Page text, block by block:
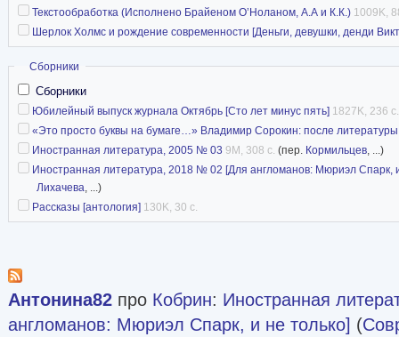
Текстообработка (Исполнено Брайеном О’Ноланом, А.А и К.К.) 1009K,
Шерлок Холмс и рождение современности [Деньги, девушки, денди
Скрыть
Сборники
Сборники
Юбилейный выпуск журнала Октябрь [Сто лет минус пять] 1827K, 236 с.
«Это просто буквы на бумаге…» Владимир Сорокин: после литературы
Иностранная литература, 2005 № 03 9M, 308 с. (пер. Кормильцев, ...)
Иностранная литература, 2018 № 02 [Для англоманов: Мюриэл Спарк,
Лихачева, ...)
Рассказы [антология] 130K, 30 с.
Антонина82 про Кобрин: Иностранная
англоманов: Мюриэл Спарк, и не только] (